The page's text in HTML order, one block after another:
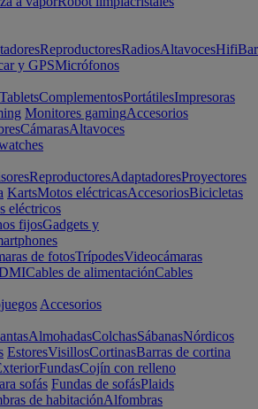
ReproductoresRadiosAltavocesHifi
y GPSMicrófonos
TabletsComplementosPortátilesImpresoras
Monitores gamingAccesorios
CámarasAltavoces
ReproductoresAdaptadoresProyectores
KartsMotos eléctricasAccesoriosBicicletas
eléctricos
fijosGadgets y
de fotosTrípodesVideocámaras
Cables de alimentaciónCables
Accesorios
AlmohadasColchasSábanasNórdicos
EstoresVisillosCortinasBarras de cortina
FundasCojín con relleno
sofás Fundas de sofásPlaids
de habitaciónAlfombras